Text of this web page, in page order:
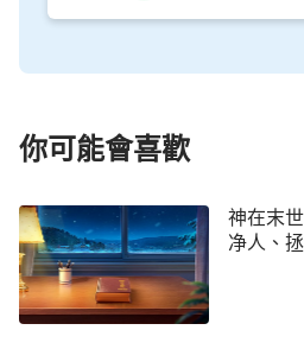
你可能會喜歡
神在末
净人、